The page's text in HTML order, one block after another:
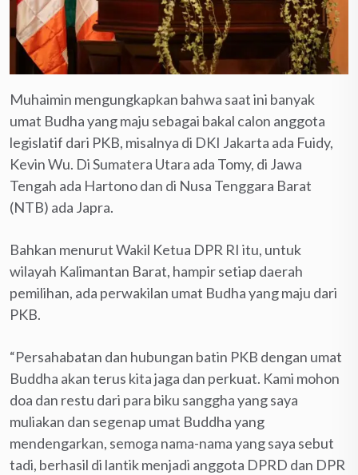
Muhaimin mengungkapkan bahwa saat ini banyak
umat Budha yang maju sebagai bakal calon anggota
legislatif dari PKB, misalnya di DKI Jakarta ada Fuidy,
Kevin Wu. Di Sumatera Utara ada Tomy, di Jawa
Tengah ada Hartono dan di Nusa Tenggara Barat
(NTB) ada Japra.
Bahkan menurut Wakil Ketua DPR RI itu, untuk
wilayah Kalimantan Barat, hampir setiap daerah
pemilihan, ada perwakilan umat Budha yang maju dari
PKB.
“Persahabatan dan hubungan batin PKB dengan umat
Buddha akan terus kita jaga dan perkuat. Kami mohon
doa dan restu dari para biku sanggha yang saya
muliakan dan segenap umat Buddha yang
mendengarkan, semoga nama-nama yang saya sebut
tadi, berhasil di lantik menjadi anggota DPRD dan DPR